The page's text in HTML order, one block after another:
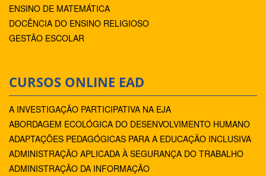
ENSINO DE MATEMÁTICA
DOCÊNCIA DO ENSINO RELIGIOSO
GESTÃO ESCOLAR
CURSOS ONLINE EAD
A INVESTIGAÇÃO PARTICIPATIVA NA EJA
ABORDAGEM ECOLÓGICA DO DESENVOLVIMENTO HUMANO
ADAPTAÇÕES PEDAGÓGICAS PARA A EDUCAÇÃO INCLUSIVA
ADMINISTRAÇÃO APLICADA À SEGURANÇA DO TRABALHO
ADMINISTRAÇÃO DA INFORMAÇÃO